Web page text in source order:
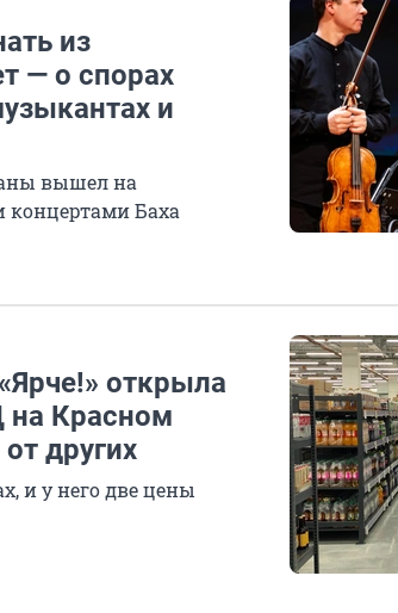
из
— о спорах
и
вышел на
концертами Баха
открыла
на Красном
других
и у него две цены